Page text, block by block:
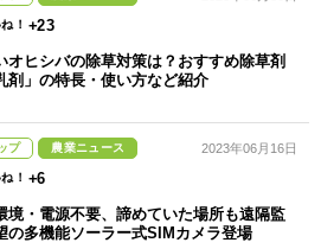
+23
オヒシバの除草対策は？おすすめ除草剤
剤」の特長・使い方など紹介
プ 農業ニュース
+6
2023年06月16日
境・電源不要、諦めていた場所も遠隔監
の多機能ソーラー式SIMカメラ登場